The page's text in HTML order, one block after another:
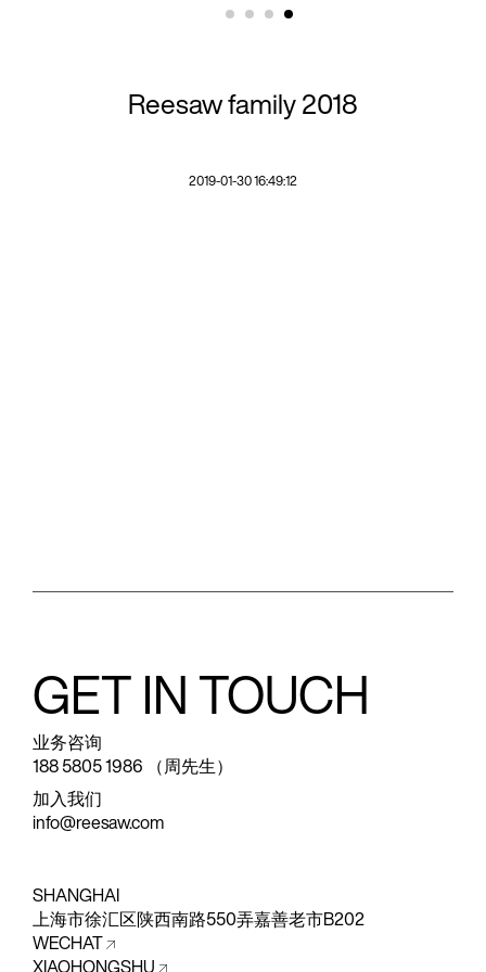
Reesaw family 2018
2019-01-30 16:49:12
GET IN TOUCH
业务咨询
188 5805 1986 （周先生）
加入我们
info@reesaw.com
SHANGHAI
上海市徐汇区陕西南路550弄嘉善老市B202
WECHAT